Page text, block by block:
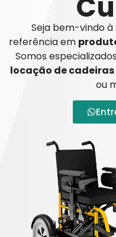
Seja bem-vindo à
referência em
Somos
locação de
ou